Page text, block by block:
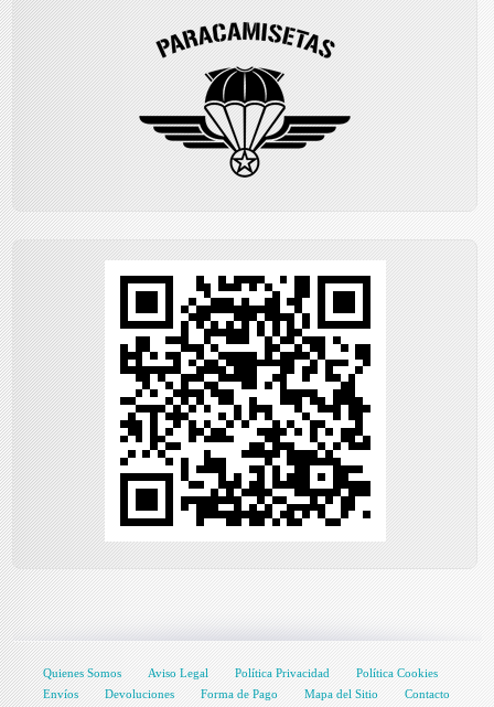
Quienes Somos Aviso Legal Política Privacidad
Política Cookies
Envíos
Devoluciones Forma de Pago Mapa del Sitio Contacto